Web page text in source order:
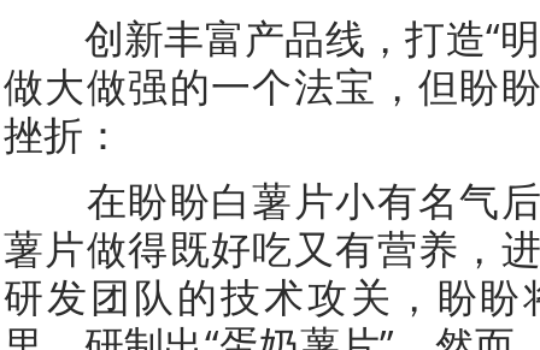
创新丰富产品线，打造“明
做大做强的一个法宝，但盼
挫折：
在盼盼白薯片小有名气后
薯片做得既好吃又有营养，
研发团队的技术攻关，盼